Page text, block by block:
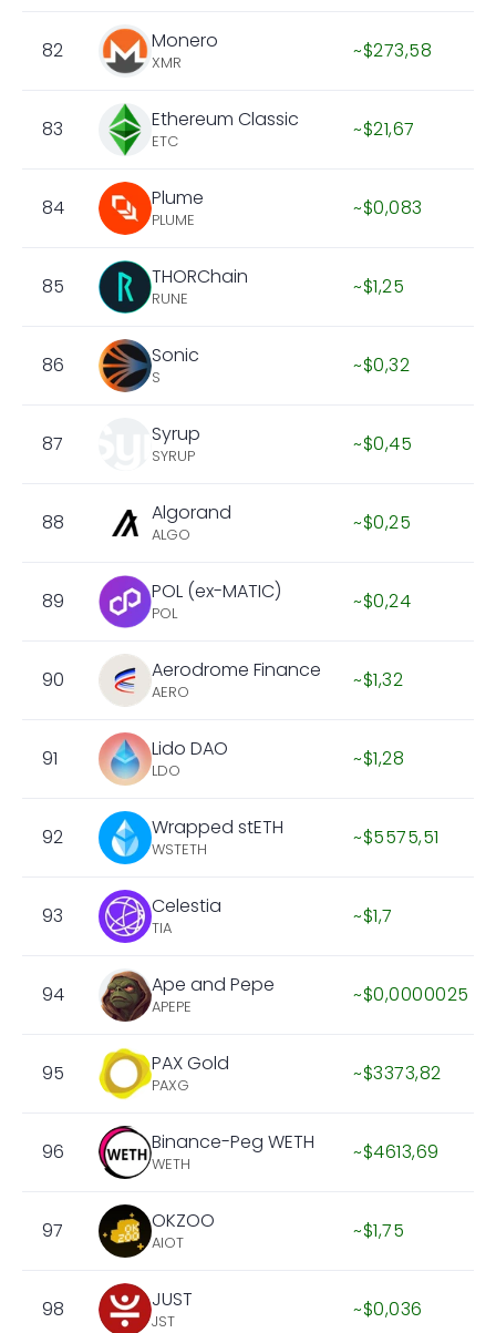
82 Monero
XMR ~$273,58
83 Ethereum Classic
ETC ~$21,67
84 Plume
PLUME ~$0,083
85 THORChain
RUNE ~$1,25
86 Sonic
S ~$0,32
87 Syrup
SYRUP ~$0,45
88 Algorand
ALGO ~$0,25
89 POL (ex-MATIC)
POL ~$0,24
90 Aerodrome Finance
AERO ~$1,32
91 Lido DAO
LDO ~$1,28
92 Wrapped stETH
WSTETH ~$5575,51
93 Celestia
TIA ~$1,7
94 Ape and Pepe
APEPE ~$0,0000025
95 PAX Gold
PAXG ~$3373,82
96 Binance-Peg WETH
WETH ~$4613,69
97 OKZOO
AIOT ~$1,75
98 JUST
JST ~$0,036